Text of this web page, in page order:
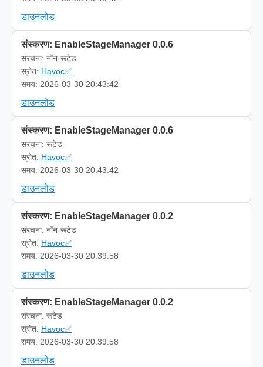
डाउनलोड
संस्करण: EnableStageManager 0.0.6
संरचना: नॉन-रूटेड
स्रोत: Havoc✅
समय: 2026-03-30 20:43:42
डाउनलोड
संस्करण: EnableStageManager 0.0.6
संरचना: रूटेड
स्रोत: Havoc✅
समय: 2026-03-30 20:43:42
डाउनलोड
संस्करण: EnableStageManager 0.0.2
संरचना: नॉन-रूटेड
स्रोत: Havoc✅
समय: 2026-03-30 20:39:58
डाउनलोड
संस्करण: EnableStageManager 0.0.2
संरचना: रूटेड
स्रोत: Havoc✅
समय: 2026-03-30 20:39:58
डाउनलोड